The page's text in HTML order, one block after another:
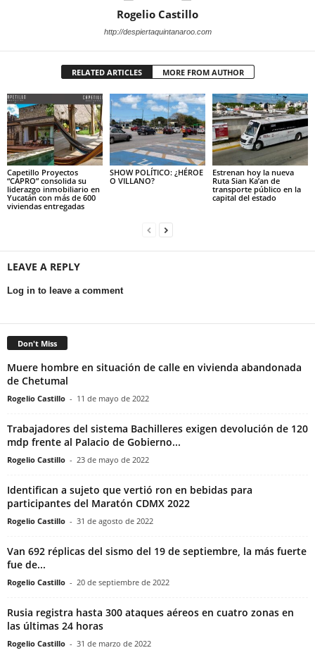
Rogelio Castillo
http://despiertaquintanaroo.com
RELATED ARTICLES MORE FROM AUTHOR
Capetillo Proyectos
“CAPRO” consolida su
liderazgo inmobiliario en
Yucatán con más de 600
viviendas entregadas
SHOW POLÍTICO: ¿HÉROE
O VILLANO?
Estrenan hoy la nueva
Ruta Sian Ka’an de
transporte público en la
capital del estado
LEAVE A REPLY
Log in to leave a comment
Don't Miss
Muere hombre en situación de calle en vivienda abandonada
de Chetumal
Rogelio Castillo - 11 de mayo de 2022
Trabajadores del sistema Bachilleres exigen devolución de 120
mdp frente al Palacio de Gobierno...
Rogelio Castillo - 23 de mayo de 2022
Identifican a sujeto que vertió ron en bebidas para
participantes del Maratón CDMX 2022
Rogelio Castillo - 31 de agosto de 2022
Van 692 réplicas del sismo del 19 de septiembre, la más fuerte
fue de...
Rogelio Castillo - 20 de septiembre de 2022
Rusia registra hasta 300 ataques aéreos en cuatro zonas en
las últimas 24 horas
Rogelio Castillo - 31 de marzo de 2022